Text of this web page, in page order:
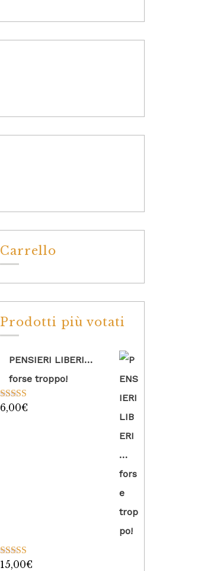
Carrello
Prodotti più votati
PENSIERI LIBERI…
forse troppo!
Valutato
6,00€
Valutato
15,00€